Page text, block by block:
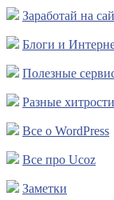
Заработай на
Блоги и
Полезные
Разные хитрости
Все о WordPress
Все про Ucoz
Заметки